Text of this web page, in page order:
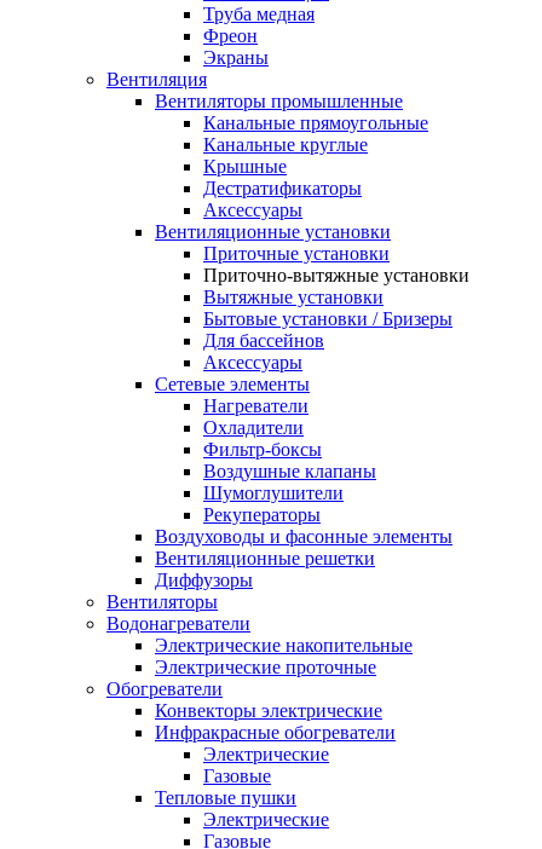
Труба медная
Фреон
Экраны
Вентиляция
Вентиляторы промышленные
Канальные прямоугольные
Канальные круглые
Крышные
Дестратификаторы
Аксессуары
Вентиляционные установки
Приточные установки
Приточно-вытяжные установки
Вытяжные установки
Бытовые установки / Бризеры
Для бассейнов
Аксессуары
Сетевые элементы
Нагреватели
Охладители
Фильтр-боксы
Воздушные клапаны
Шумоглушители
Рекуператоры
Воздуховоды и фасонные элементы
Вентиляционные решетки
Диффузоры
Вентиляторы
Водонагреватели
Электрические накопительные
Электрические проточные
Обогреватели
Конвекторы электрические
Инфракрасные обогреватели
Электрические
Газовые
Тепловые пушки
Электрические
Газовые